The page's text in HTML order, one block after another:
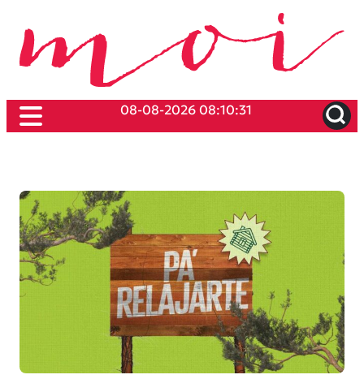
08-08-2026 08:10:31